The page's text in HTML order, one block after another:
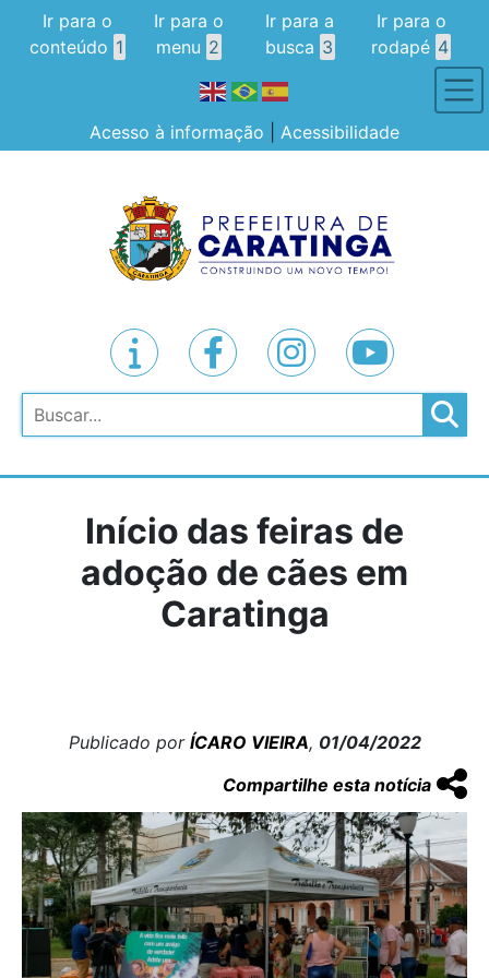
Ir para o
conteúdo 1
Ir para o
menu 2
Ir para a
busca 3
Ir para o
rodapé 4
Acesso à informação Acessibilidade
Pesquisar
Início das feiras de
adoção de cães em
Caratinga
Publicado por ÍCARO VIEIRA, 01/04/2022
Compartilhe esta notícia